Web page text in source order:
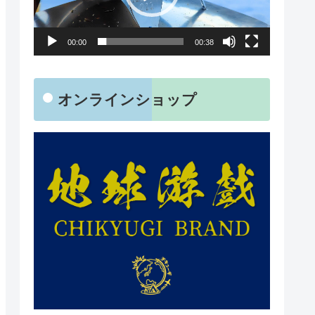
ー
00:00 00:38
オンラインショップ